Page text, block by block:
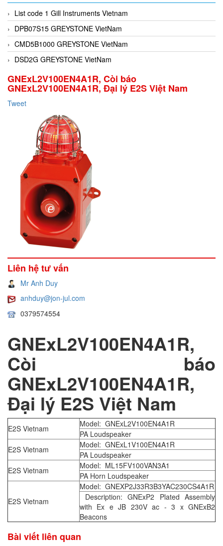
List code 1 Gill Instruments Vietnam
DPB07S15 GREYSTONE VietNam
CMD5B1000 GREYSTONE VietNam
DSD2G GREYSTONE VietNam
GNExL2V100EN4A1R, Còi báo
GNExL2V100EN4A1R, Đại lý E2S Việt Nam
Tweet
Liên hệ tư vấn
Mr Anh Duy
anhduy@jon-jul.com
0379574554
GNExL2V100EN4A1R,
Còi báo
GNExL2V100EN4A1R,
Đại lý E2S Việt Nam
E2S Vietnam
Model: GNExL2V100EN4A1R
PA Loudspeaker
E2S Vietnam
Model: GNExL1V100EN4A1R
PA Loudspeaker
E2S Vietnam
Model: ML15FV100VAN3A1
PA Horn Loudspeaker
E2S Vietnam
Model: GNEXP2J33R3B3YAC230CS4A1R
Description: GNExP2 Plated Assembly
with Ex e JB 230V ac - 3 x GNExB2
Beacons
Bài viết liên quan